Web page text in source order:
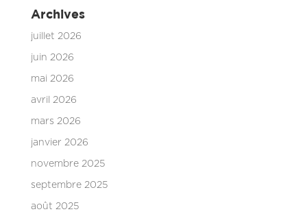
Archives
juillet 2026
juin 2026
mai 2026
avril 2026
mars 2026
janvier 2026
novembre 2025
septembre 2025
août 2025